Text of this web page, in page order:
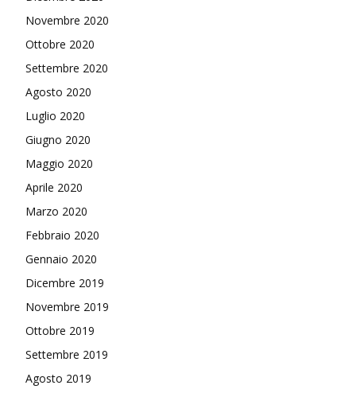
Novembre 2020
Ottobre 2020
Settembre 2020
Agosto 2020
Luglio 2020
Giugno 2020
Maggio 2020
Aprile 2020
Marzo 2020
Febbraio 2020
Gennaio 2020
Dicembre 2019
Novembre 2019
Ottobre 2019
Settembre 2019
Agosto 2019